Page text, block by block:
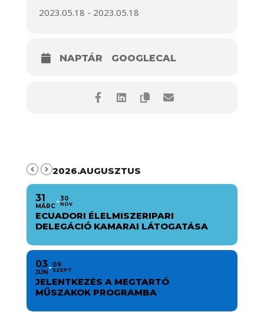
2023.05.18 - 2023.05.18
NAPTÁR GOOGLECAL
2026.AUGUSZTUS
31
MÁRC
30
NOV
ECUADORI ÉLELMISZERIPARI
DELEGÁCIÓ KAMARAI LÁTOGATÁSA
03
JÚN
09
SZEPT
JELENTKEZÉS A MEGTARTÓ
MŰSZAKOK PROGRAMBA